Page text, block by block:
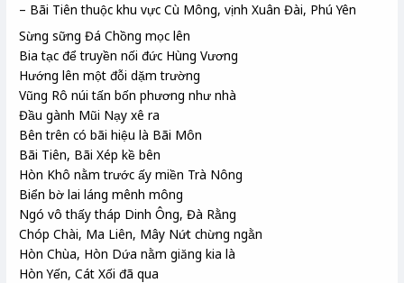
– Bãi Tiên thuộc khu vực Cù Mông, vịnh Xuân Đài, Phú Yên
Sừng sững Đá Chồng mọc lên
Bia tạc để truyền nối đức Hùng Vương
Hướng lên một đỗi dặm trường
Vũng Rô núi tấn bốn phương như nhà
Đầu gành Mũi Nạy xê ra
Bên trên có bãi hiệu là Bãi Môn
Bãi Tiên, Bãi Xép kề bên
Hòn Khô nằm trước ấy miền Trà Nông
Biển bờ lai láng mênh mông
Ngó vô thấy tháp Dinh Ông, Đà Rằng
Chóp Chài, Ma Liên, Mây Nứt chừng ngằn
Hòn Chùa, Hòn Dứa nằm giăng kia là
Hòn Yến, Cát Xối đã qua